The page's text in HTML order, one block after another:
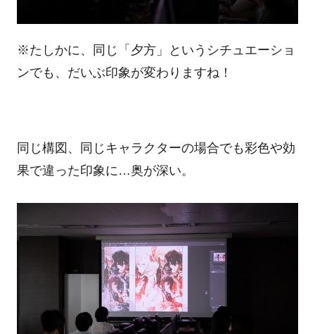
※たしかに、同じ「夕方」というシチュエーショ
ンでも、だいぶ印象が変わりますね！
同じ構図、同じキャラクターの場合でも彩色や効
果で違った印象に…奥が深い。